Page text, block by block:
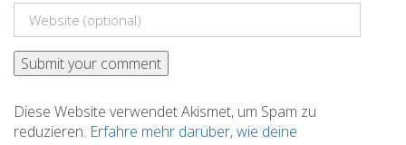
Diese Website verwendet Akismet, um Spam zu
reduzieren. Erfahre mehr darüber, wie deine